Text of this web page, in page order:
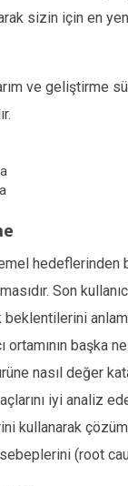
sizin için en
ve geliştirme
hedeflerinden
Son
ortamının başka
nasıl değer
iyi analiz
kullanarak
(root